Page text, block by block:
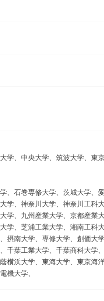
学、中央大学、筑波大学、東
、石巻専修大学、茨城大学、
学、神奈川大学、神奈川工科
学、九州産業大学、京都産業
学、芝浦工業大学、湘南工科
摂南大学、専修大学、創価大
千葉工業大学、千葉商科大学
横浜大学、東海大学、東京海
機大学、